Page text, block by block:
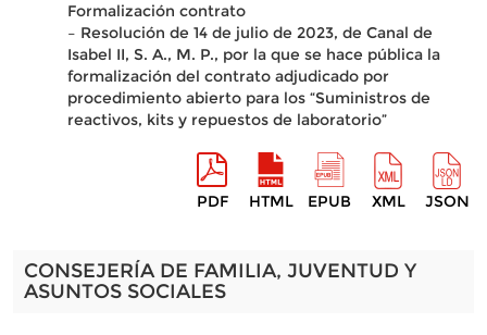
Formalización contrato
– Resolución de 14 de julio de 2023, de Canal de
Isabel II, S. A., M. P., por la que se hace pública la
formalización del contrato adjudicado por
procedimiento abierto para los “Suministros de
reactivos, kits y repuestos de laboratorio”
PDF HTML EPUB XML JSON
CONSEJERÍA DE FAMILIA, JUVENTUD Y
ASUNTOS SOCIALES